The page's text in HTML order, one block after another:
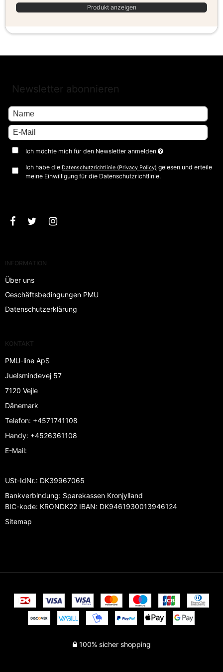
Produkt anzeigen
Newsletter abonnieren
Ich möchte mich für den Newsletter anmelden
Ich habe die Datenschutzrichtlinie (Privacy Policy) gelesen und erteile
meine Einwilligung für die Datenschutzrichtlinie.
INFORMATION
Über uns
Geschäftsbedingungen PMU
Datenschutzerklärung
KONTAKT
PMU-line ApS
Juelsmindevej 57
7120 Vejle
Dänemark
Telefon: +4571741108
Handy: +4526361108
E-Mail:
USt-IdNr.: DK39967065
Bankverbindung: Sparekassen Kronjylland
BIC-kode: KRONDK22 IBAN: DK9461930013946124
Sitemap
100% sicher shopping